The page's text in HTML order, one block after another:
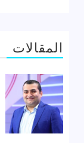
المقالات